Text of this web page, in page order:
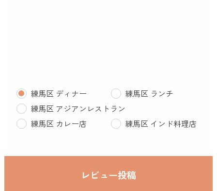
練馬区 ディナー
練馬区 ランチ
練馬区 アジアンレストラン
練馬区 カレー店
練馬区 インド料理店
レビュー投稿